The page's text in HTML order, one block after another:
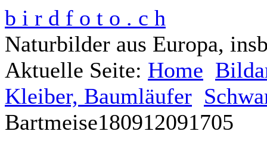
b i r d f o t o . c h
Naturbilder aus Europa,
Aktuelle Seite: Home
Kleiber, Baumläufer
Bartmeise180912091705